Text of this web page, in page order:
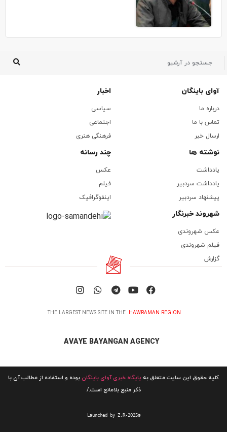
آوای باینگان
درباره ما
تماس با ما
ارسال خبر
اخبار
سیاسی
اجتماعی
فرهنگی هنری
نوشته ها
یادداشت
یادداشت سردبیر
پیشنهاد سردبیر
چند رسانه
عکس
فیلم
اینفوگرافیک
شهروند خبرنگار
عکس شهروندی
فیلم شهروندی
گزارش
THE LARGEST NEWS SITE IN THE HAWRAMAN REGION
AVAYE BAYANGAN AGENCY
کلیه حقوق این سایت متعلق به پایگاه خبری آوای باینگانبوده و استفاده از مطالب آن با
ذکر منبع بلامانع است./
Launched by Z.R-2025©